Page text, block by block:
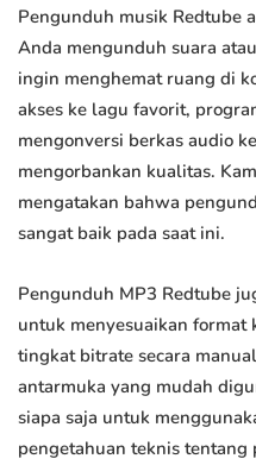
Pengunduh musik Redtube
Anda mengunduh suara
ingin menghemat ruang di
akses ke lagu favorit,
mengonversi berkas audio
mengorbankan kualitas.
mengatakan bahwa
sangat baik pada saat ini.
Pengunduh MP3 Redtube
untuk menyesuaikan format
tingkat bitrate secara
antarmuka yang mudah
siapa saja untuk
pengetahuan teknis tentang